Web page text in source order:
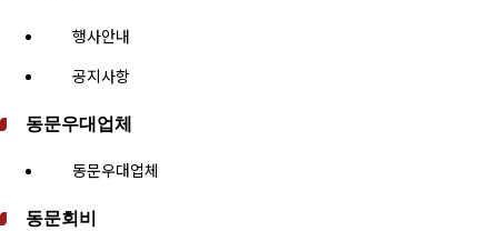
행사안내
공지사항
동문우대업체
동문우대업체
동문회비